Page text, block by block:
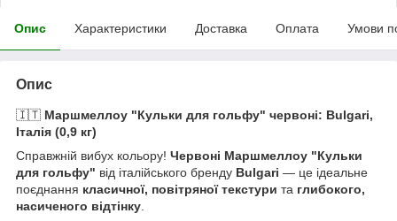
Опис Характеристики Доставка Оплата Умови
Опис
🇮🇹 Маршмеллоу "Кульки для гольфу" червоні: Bulgari,
Італія (0,9 кг)
Справжній вибух кольору! Червоні Маршмеллоу "Кульки
для гольфу" від італійського бренду Bulgari — це ідеальне
поєднання класичної, повітряної текстури та глибокого,
насиченого відтінку